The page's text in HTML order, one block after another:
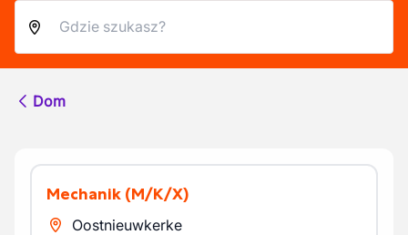
Dom
Mechanik (M/K/X)
Oostnieuwkerke